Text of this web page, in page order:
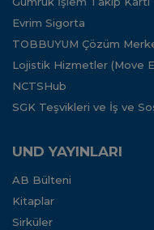
Evrim Sigorta
TOBBUYUM Çözüm
Lojistik Hizmetler (Move
NCTSHub
SGK Teşvikleri ve İş ve
UND YAYINLARI
AB Bülteni
Kitaplar
Sirküler